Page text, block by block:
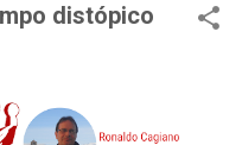
distópico